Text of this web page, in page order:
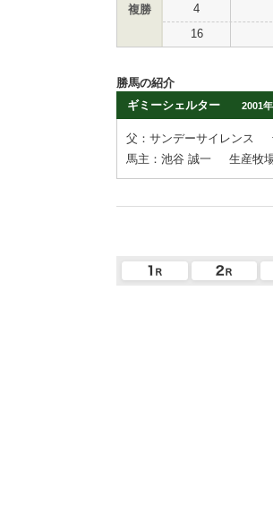
複勝 4
16
勝馬の紹介
ギミーシェルター
2001
父：サンデーサイレンス
馬主：池谷 誠一
生産牧